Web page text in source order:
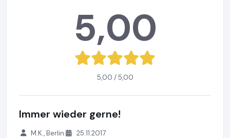
5,00
5,00 / 5,00
Immer wieder gerne!
M.K., Berlin 25.11.2017